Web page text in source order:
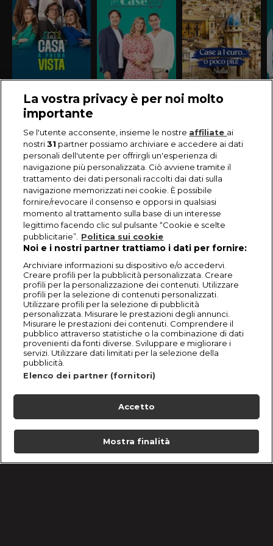
La vostra privacy è per noi molto
importante
Se l'utente acconsente, insieme le nostre affiliate ai
nostri31 partner possiamo archiviare e accedere ai dati
personali dell'utente per offrirgli un'esperienza di
navigazione più personalizzata. Ciò avviene tramite il
trattamento dei dati personali raccolti dai dati sulla
navigazione memorizzati nei cookie. È possibile
fornire/revocare il consenso e opporsi in qualsiasi
momento al trattamento sulla base di un interesse
legittimo facendo clic sul pulsante “Cookie e scelte
pubblicitarie”. Politica sui cookie
Noi e i nostri partner trattiamo i dati per fornire:
Archiviare informazioni su dispositivo e/o accedervi.
Creare profili per la pubblicità personalizzata. Creare
profili per la personalizzazione dei contenuti. Utilizzare
profili per la selezione di contenuti personalizzati.
Utilizzare profili per la selezione di pubblicità
personalizzata. Misurare le prestazioni degli annunci.
Misurare le prestazioni dei contenuti. Comprendere il
pubblico attraverso statistiche o la combinazione di dati
provenienti da fonti diverse. Sviluppare e migliorare i
servizi. Utilizzare dati limitati per la selezione della
pubblicità.
Elenco dei partner (fornitori)
Accetto
Mostra finalità